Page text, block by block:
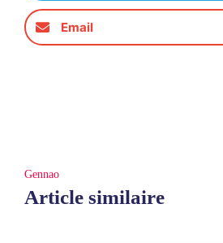
Email
Gennao
Article similaire